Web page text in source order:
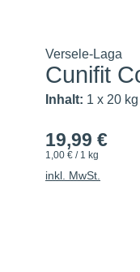
Versele-Laga
Cunifit
Inhalt: 1 x 20 kg
19,99 €
1,00 € / 1 kg
inkl. MwSt.